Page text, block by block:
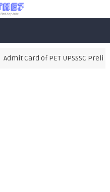
Admit Card of PET UPSSSC